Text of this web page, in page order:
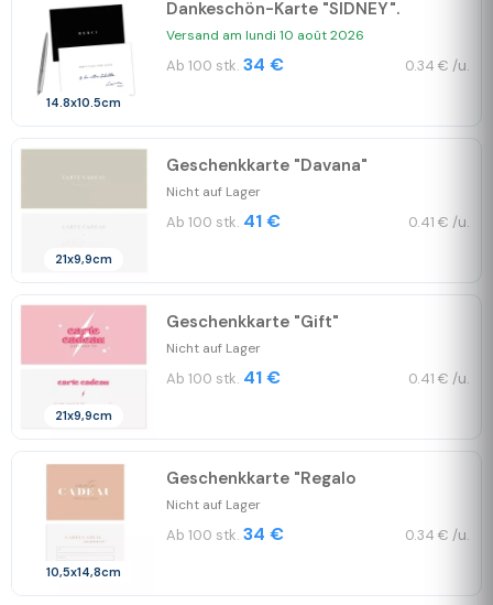
14.8x10.5cm
Dankeschön-Karte "SIDNEY".
Versand am lundi 10 août 2026
Ab 100 stk. 34 € 0.34 € /u.
21x9,9cm
Geschenkkarte "Davana"
Nicht auf Lager
Ab 100 stk. 41 € 0.41 € /u.
21x9,9cm
Geschenkkarte "Gift"
Nicht auf Lager
Ab 100 stk. 41 € 0.41 € /u.
10,5x14,8cm
Geschenkkarte "Regalo
Nicht auf Lager
Ab 100 stk. 34 € 0.34 € /u.